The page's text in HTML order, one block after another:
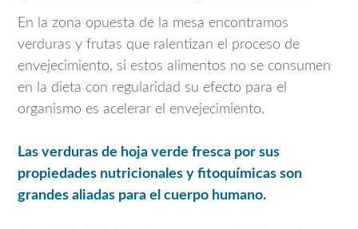
En la zona opuesta de la mesa encontramos
verduras y frutas que ralentizan el proceso de
envejecimiento, si estos alimentos no se consumen
en la dieta con regularidad su efecto para el
organismo es acelerar el envejecimiento.
Las verduras de hoja verde fresca por sus
propiedades nutricionales y fitoquímicas son
grandes aliadas para el cuerpo humano.